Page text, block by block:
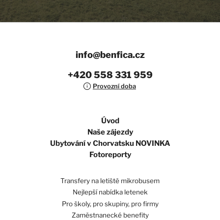
1.6.–30.6. 1 100 Kč
info@benfica.cz
+420 558 331 959
Provozní doba
Úvod
Naše zájezdy
Ubytování v Chorvatsku NOVINKA
Fotoreporty
Transfery na letiště mikrobusem
Nejlepší nabídka letenek
Pro školy, pro skupiny, pro firmy
Zaměstnanecké benefity